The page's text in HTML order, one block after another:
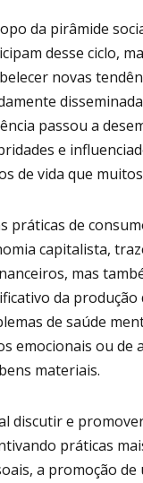
da pirâmide
desse ciclo,
novas
passou a
e
de vida que
práticas de
capitalista,
mas
da
de saúde
emocionais ou de
materiais.
discutir e
práticas
a promoção